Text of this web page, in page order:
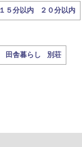
１５分以内 ２０分以内
田舎暮らし 別荘